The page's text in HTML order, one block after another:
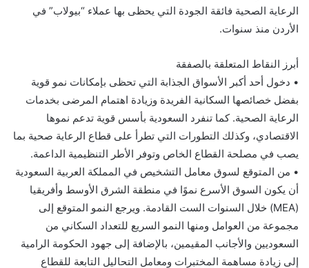
الرعاية الصحية فائقة الجودة التي يحظى بها عملاء “بيولاب” في
الأردن منذ سنوات.
أبرز النقاط المتعلقة بالصفقة
• دخول أحد أكبر الأسواق الجذابة التي تحظى بإمكانات نمو قوية
بفضل خصائصها السكانية الفريدة وزيادة اهتمام المرضى بخدمات
الرعاية الصحية. كما تنفرد السعودية بأسس قوية تدعم نموها
الاقتصادي، وكذلك التطورات التي تطرأ على قطاع الرعاية صحية بما
يصب في مصلحة القطاع الخاص وتوفر الأطر التنظيمية الداعمة.
• من المتوقع لسوق معامل التشخيص في المملكة العربية السعودية
أن يكون السوق الأسرع نموًا في منطقة الشرق الأوسط وأفريقيا
(MEA) خلال السنوات الست القادمة. ويرجع النمو المتوقع إلى
مجموعة من العوامل ومنها النمو السريع للتعداد السكاني من
السعوديين والأجانب المقيمين، بالإضافة إلى جهود الحكومة الرامية
إلى زيادة مساهمة المختبرات ومعامل التحاليل التابعة للقطاع